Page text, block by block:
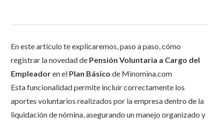
En este artículo te explicaremos, paso a paso, cómo
registrar la novedad de Pensión Voluntaria a Cargo del
Empleadoren el Plan Básico de Minomina.com
Esta funcionalidad permite incluir correctamente los
aportes voluntarios realizados por la empresa dentro de la
liquidación de nómina, asegurando un manejo organizado y